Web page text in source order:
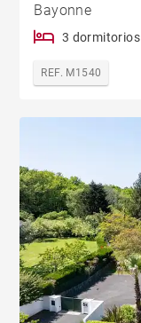
Bayonne
3 dormitorios
REF. M1540